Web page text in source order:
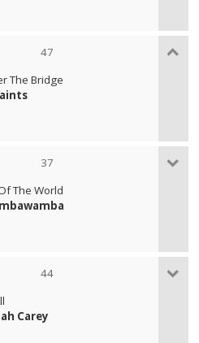
47
The Bridge
37
The World
44
Carey